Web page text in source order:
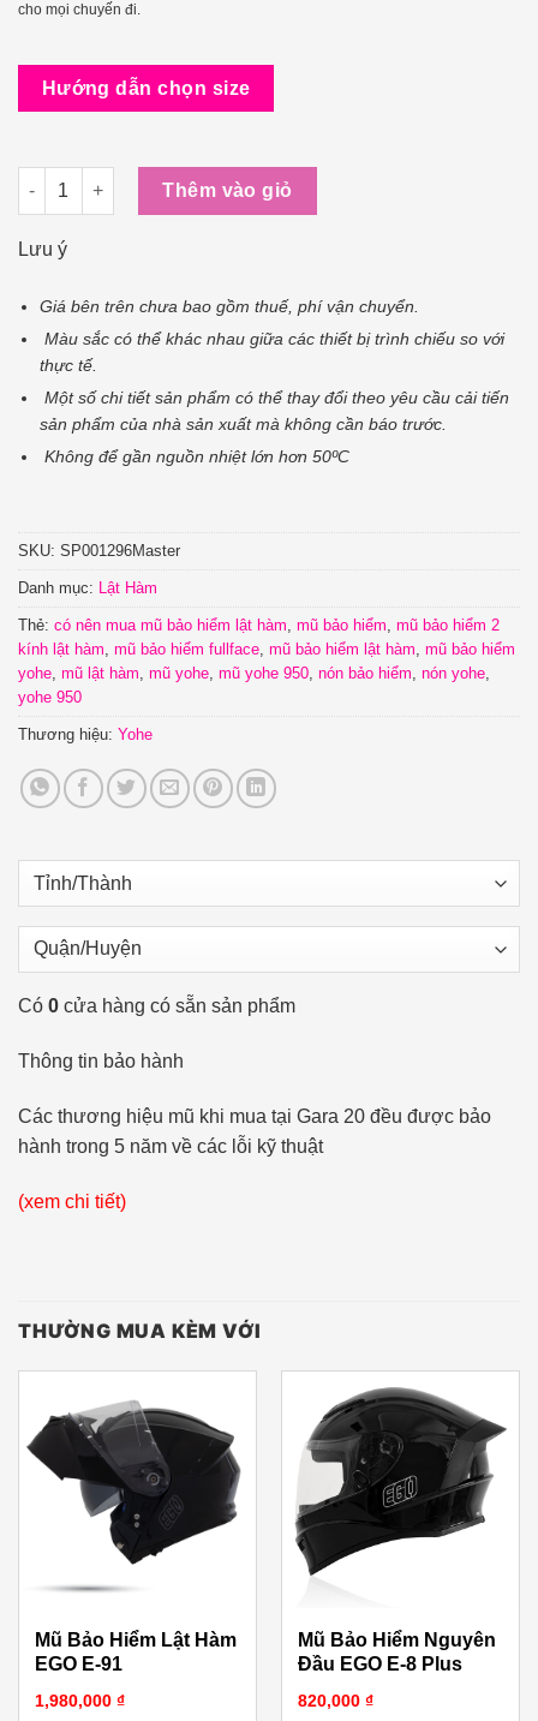
cho mọi chuyến đi.
Hướng dẫn chọn size
Mũ Bảo Hiểm Fullface Lật Hàm Hai Kính YOHE 950 số lượng
Thêm vào giỏ
Lưu ý
Giá bên trên chưa bao gồm thuế, phí vận chuyển.
Màu sắc có thể khác nhau giữa các thiết bị trình chiếu so với
thực tế.
Một số chi tiết sản phẩm có thể thay đổi theo yêu cầu cải tiến
sản phẩm của nhà sản xuất mà không cần báo trước.
Không để gần nguồn nhiệt lớn hơn 50ºC
SKU: SP001296Master
Danh mục: Lật Hàm
Thẻ: có nên mua mũ bảo hiểm lật hàm, mũ bảo hiểm, mũ bảo hiểm 2
kính lật hàm, mũ bảo hiểm fullface, mũ bảo hiểm lật hàm, mũ bảo hiểm
yohe, mũ lật hàm, mũ yohe, mũ yohe 950, nón bảo hiểm, nón yohe,
yohe 950
Thương hiệu: Yohe
Có 0 cửa hàng có sẵn sản phẩm
Thông tin bảo hành
Các thương hiệu mũ khi mua tại Gara 20 đều được bảo
hành trong 5 năm về các lỗi kỹ thuật
(xem chi tiết)
THƯỜNG MUA KÈM VỚI
Mũ Bảo Hiểm Lật Hàm
EGO E-91
1,980,000₫
Mũ Bảo Hiểm Nguyên
Đầu EGO E-8 Plus
820,000₫